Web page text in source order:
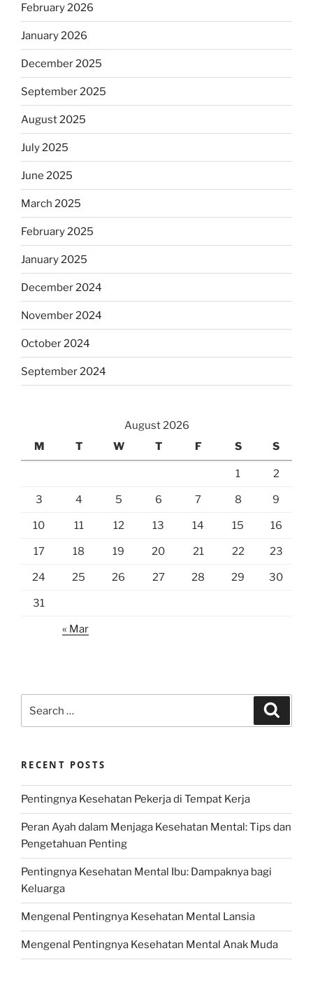
February 2026
January 2026
December 2025
September 2025
August 2025
July 2025
June 2025
March 2025
February 2025
January 2025
December 2024
November 2024
October 2024
September 2024
August 2026
M
T W T F S S
1 2
3 4 5 6 7 8 9
10 11 12 13 14 15 16
17 18 19 20 21 22 23
24 25 26 27 28 29 30
31
« Mar
for:
RECENT POSTS
Pentingnya Kesehatan Pekerja di Tempat Kerja
Peran Ayah dalam Menjaga Kesehatan Mental: Tips dan
Pengetahuan Penting
Pentingnya Kesehatan Mental Ibu: Dampaknya bagi
Keluarga
Mengenal Pentingnya Kesehatan Mental Lansia
Mengenal Pentingnya Kesehatan Mental Anak Muda